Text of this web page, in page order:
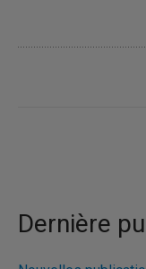
Dernière